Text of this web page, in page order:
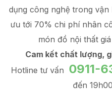
dụng công nghệ trong
ưu tới 70% chi phí nhân
món đồ nội thất
Cam kết chất lượng,
Hotline tư vấn 0911-
đến